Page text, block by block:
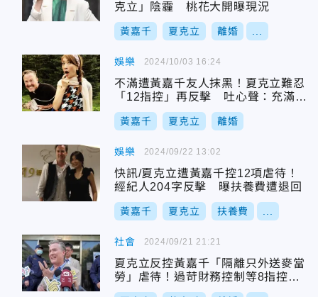
克立」陰霾 桃花大開曝現況
黃嘉千 夏克立 離婚
娛樂
不滿遭黃嘉千友人抹黑！夏克立難忍
「12指控」再反擊 吐心聲：充滿創
傷
黃嘉千 夏克立 離婚
2024/10/03 16:24
娛樂
快訊/夏克立遭黃嘉千控12項虐待！
經紀人204字反擊 曝扶養費遭退回
黃嘉千 夏克立 扶養費
2024/09/22 13:02
社會
夏克立反控黃嘉千「隔離只外送麥當
勞」虐待！過苛財務控制等8指控
法官打臉
2024/09/21 21:21